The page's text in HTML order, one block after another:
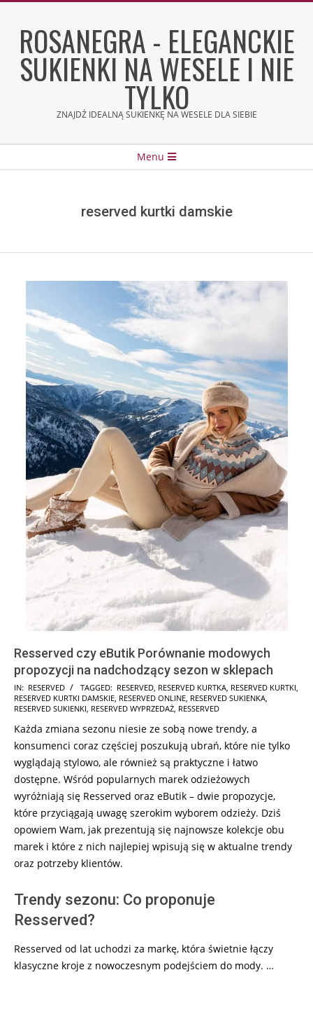
contentROSANEGRA - ELEGANCKIE
SUKIENKI NA WESELE I NIE
TYLKO
ZNAJDŹ IDEALNĄ SUKIENKĘ NA WESELE DLA SIEBIE
Menu
reserved kurtki damskie
Resserved czy eButik Porównanie modowych
propozycji na nadchodzący sezon w sklepach
2026-
02-
IN: RESERVED TAGGED: RESERVED, RESERVED KURTKA, RESERVED KURTKI,
RESERVED KURTKI DAMSKIE, RESERVED ONLINE, RESERVED SUKIENKA,
RESERVED SUKIENKI, RESERVED WYPRZEDAŻ, RESSERVED
Każda zmiana sezonu niesie ze sobą nowe trendy, a
konsumenci coraz częściej poszukują ubrań, które nie tylko
wyglądają stylowo, ale również są praktyczne i łatwo
dostępne. Wśród popularnych marek odzieżowych
wyróżniają się Resserved oraz eButik – dwie propozycje,
które przyciągają uwagę szerokim wyborem odzieży. Dziś
opowiem Wam, jak prezentują się najnowsze kolekcje obu
marek i które z nich najlepiej wpisują się w aktualne trendy
oraz potrzeby klientów.
Trendy sezonu: Co proponuje
Resserved?
Resserved od lat uchodzi za markę, która świetnie łączy
klasyczne kroje z nowoczesnym podejściem do mody. …